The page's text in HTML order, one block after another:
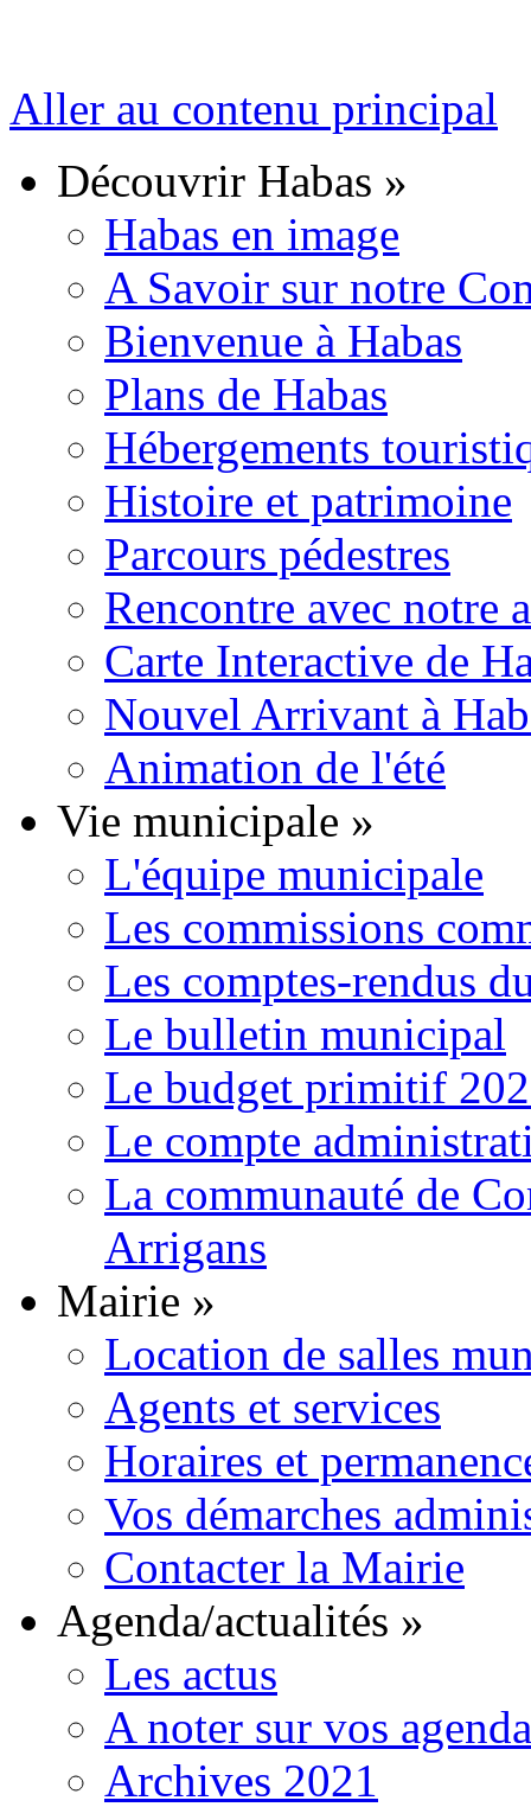
Aller au contenu principal
Découvrir Habas »
Habas en image
A Savoir sur notre
Bienvenue à Habas
Plans de Habas
Hébergements
Histoire et patrimoine
Parcours pédestres
Rencontre avec notre
Carte Interactive de
Nouvel Arrivant à
Animation de l'été
Vie municipale »
L'équipe municipale
Les commissions
Les comptes-rendus
Le bulletin municipal
Le budget primitif
Le compte
La communauté de
Arrigans
Mairie »
Location de salles
Agents et services
Horaires et
Vos démarches
Contacter la Mairie
Agenda/actualités »
Les actus
A noter sur vos
Archives 2021